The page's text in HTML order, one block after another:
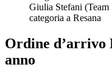
Giulia Stefani
categoria a Resana
Ordine d’arrivo
anno